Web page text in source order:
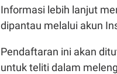
Informasi lebih lanjut
dipantau melalui akun
Pendaftaran ini akan
untuk teliti dalam